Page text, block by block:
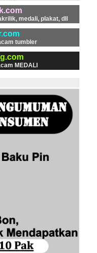
medali, plakat, dll
tumbler
MEDALI